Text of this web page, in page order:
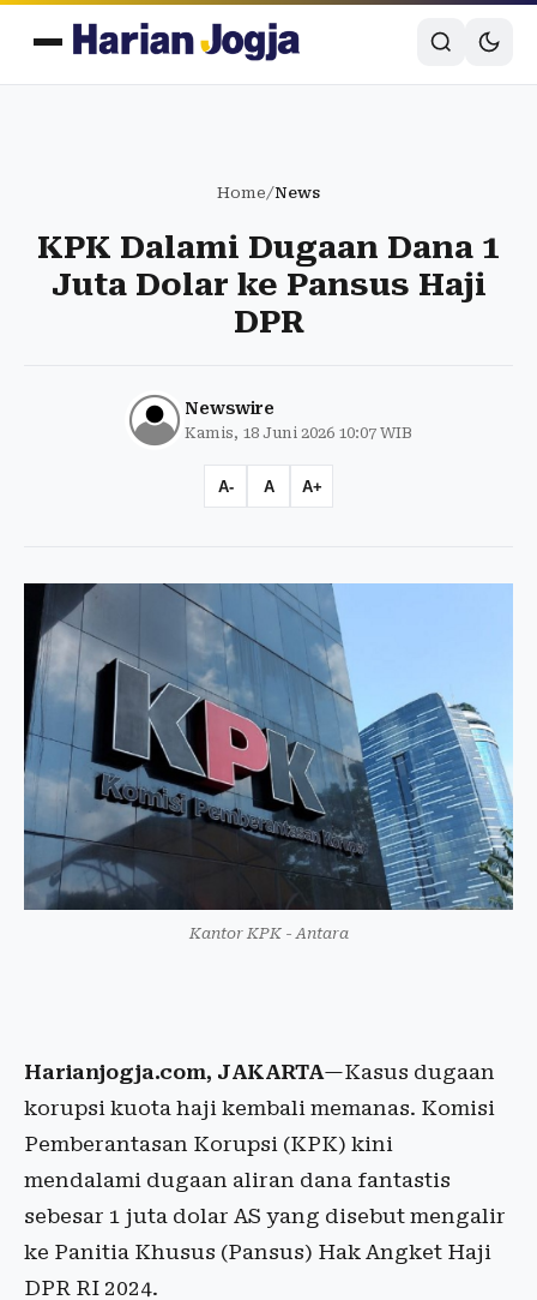
Home/News
KPK Dalami Dugaan Dana 1
Juta Dolar ke Pansus Haji
DPR
Newswire
Kamis, 18 Juni 2026 10:07 WIB
A- A A+
Kantor KPK - Antara
Harianjogja.com, JAKARTA—Kasus dugaan
korupsi kuota haji kembali memanas. Komisi
Pemberantasan Korupsi (KPK) kini
mendalami dugaan aliran dana fantastis
sebesar 1 juta dolar AS yang disebut mengalir
ke Panitia Khusus (Pansus) Hak Angket Haji
DPR RI 2024.